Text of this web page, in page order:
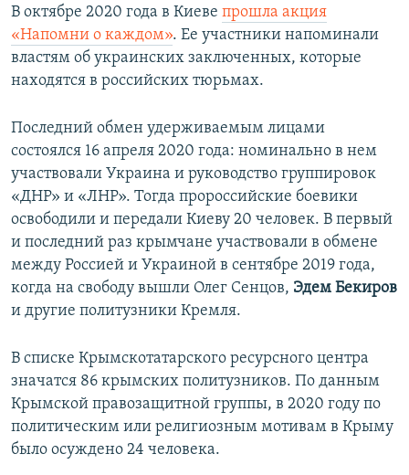
В октябре 2020 года в Киеве прошла акция
«Напомни о каждом». Ее участники напоминали
властям об украинских заключенных, которые
находятся в российских тюрьмах.
Последний обмен удерживаемым лицами
состоялся 16 апреля 2020 года: номинально в нем
участвовали Украина и руководство группировок
«ДНР» и «ЛНР». Тогда пророссийские боевики
освободили и передали Киеву 20 человек. В первый
и последний раз крымчане участвовали в обмене
между Россией и Украиной в сентябре 2019 года,
когда на свободу вышли Олег Сенцов, Эдем Бекиров
и другие политузники Кремля.
В списке Крымскотатарского ресурсного центра
значатся 86 крымских политузников. По данным
Крымской правозащитной группы, в 2020 году по
политическим или религиозным мотивам в Крыму
было осуждено 24 человека.